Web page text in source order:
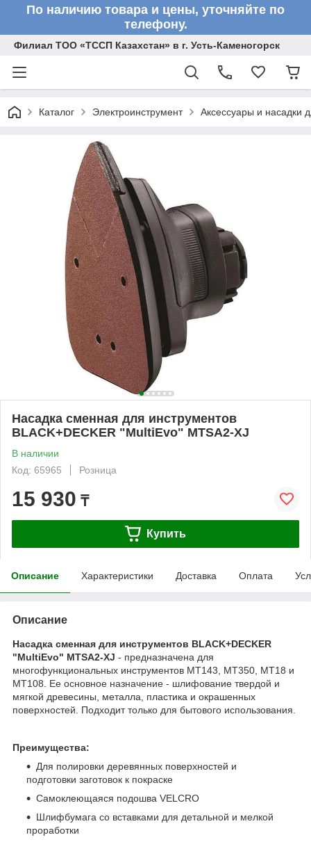
По наличию товара и цены, уточняйте по
телефону.
Филиал ТОО «ТССП Казахстан» в г. Усть-Каменогорск
Каталог Электроинструмент Аксессуары и насадки
Насадка сменная для инcтрументов
BLACK+DECKER "MultiEvo" MTSA2-XJ
В наличии
Код: 65965
Розница
15 930 ₸
Купить
Описание Характеристики Доставка Оплата
Описание
Насадка сменная для инcтрументов BLACK+DECKER
"MultiEvo" MTSA2-XJ - предназначена для
многофункциональных инструментов MT143, MT350, MT18 и
MT108. Ее основное назначение - шлифование твердой и
мягкой древесины, металла, пластика и окрашенных
поверхностей. Подходит только для бытового использования.
Преимущества:
Для полировки деревянных поверхностей и
подготовки заготовок к покраске
Самоклеющаяся подошва VELCRO
Шлифбумага со вставками для детальной и мелкой
проработки